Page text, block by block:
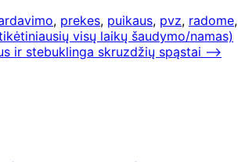
, prekes, puikaus, pvz, radome,
visų laikų šaudymo/namas)
ir stebuklinga skruzdžių spąstai ⟶